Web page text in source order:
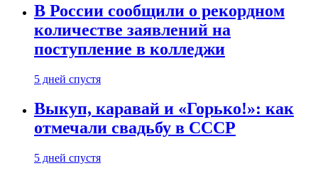
В России сообщили о рекордном
количестве заявлений на
поступление в колледжи
5 дней спустя
Выкуп, каравай и «Горько!»: как
отмечали свадьбу в СССР
5 дней спустя